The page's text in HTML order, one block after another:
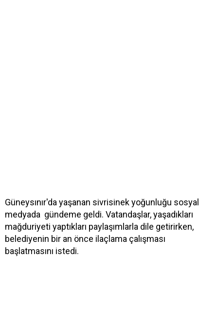
Güneysınır'da yaşanan sivrisinek yoğunluğu sosyal
medyada gündeme geldi. Vatandaşlar, yaşadıkları
mağduriyeti yaptıkları paylaşımlarla dile getirirken,
belediyenin bir an önce ilaçlama çalışması
başlatmasını istedi.